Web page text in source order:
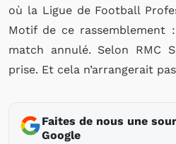
où la Ligue de Football
Motif de ce rassemblement
match annulé. Selon RMC
prise. Et cela n’arrangerait
Faites de nous une
Google